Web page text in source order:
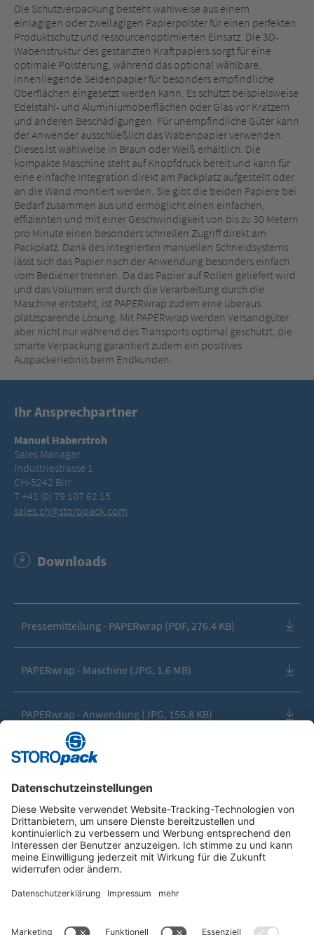
Die Schutzverpackung besteht wahlweise aus einem
einlagigen oder zweilagigen Papierpolster für einen perfekten
Produktschutz und ressourcenoptimierten Einsatz. Die 3D-
Wabenstruktur des gestanzten Kraftpapiers sorgt für eine
optimale Polsterung, während das optional wählbare,
innenliegende Seidenpapier für besonders empfindliche
Oberflächen eingesetzt werden kann. Es schützt beispielsweise
Edelstahl- und Aluminiumoberflächen oder Glas vor Kratzern
und anderen Beschädigungen. Für unempfindliche Güter kann
der Anwender ausschließlich das Wabenpapier verwenden.
Dieses ist wahlweise in Braun oder Weiß erhältlich. Die
kompakte Maschine steht auf Knopfdruck bereit und kann für
eine einfache Integration direkt am Packplatz aufgestellt oder
an die Wand montiert werden. Sie gibt die beiden Papiere bei
Bedarf zusammen aus und ermöglicht einen einfachen,
effizienten und mit einer Geschwindigkeit von bis zu 30 Metern
pro Minute einen besonders schnellen Zugriff direkt am
Packplatz. Dank des integrierten manuellen Schneidsystems
lässt sich das Papier nach der Anwendung besonders einfach
vom Bediener trennen. Da das Papier auf Rollen geliefert wird
und das Volumen erst durch die Verarbeitung durch die
Maschine entsteht, ist PAPERwrap zudem eine überaus
platzsparende Lösung. Mit PAPERwrap werden Versandgüter
aber nicht nur während des Transports optimal geschützt, die
smarte Verpackung garantiert zudem ein positives
Auspackerlebnis beim Endkunden.
Ihr Ansprechpartner
Manuel Haberstroh
Sales Manager
Industriestrasse 1
CH-5242 Birr
T +41 (0) 79 107 62 15
sales.ch@storopack.com
Downloads
Pressemitteilung - PAPERwrap (PDF, 276.4 KB)
PAPERwrap - Maschine (JPG, 1.6 MB)
PAPERwrap - Anwendung (JPG, 156.8 KB)
Instagram LinkedIn Vimeo
YouTube Glassdoor
Kununu